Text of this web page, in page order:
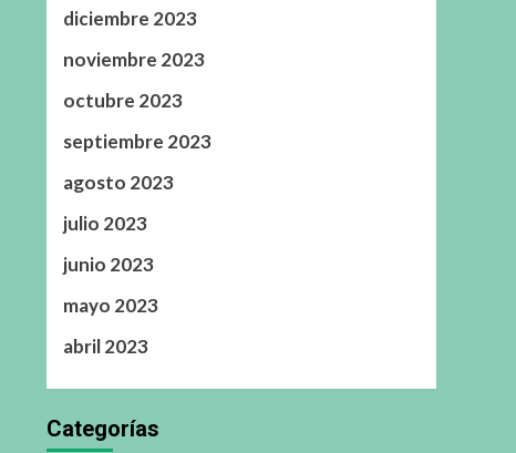
diciembre 2023
noviembre 2023
octubre 2023
septiembre 2023
agosto 2023
julio 2023
junio 2023
mayo 2023
abril 2023
Categorías